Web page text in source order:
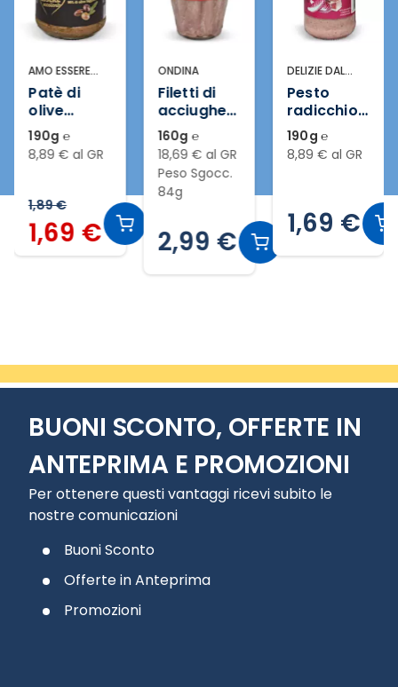
AMO ESSERE
ECCELLENTE
Patè di
olive
taggiasch
e
190g ℮
8,89 € al GR
1,89 €
1,69 €
ONDINA
Filetti di
acciughe
in olio di
semi di
girasole
160g ℮
18,69 € al GR
Peso Sgocc.
84g
2,99 €
DELIZIE DAL
SOLE
Pesto
radicchio
e speck
190g ℮
8,89 € al GR
1,69 €
BUONI SCONTO, OFFERTE IN
ANTEPRIMA E PROMOZIONI
Per ottenere questi vantaggi ricevi subito le
nostre comunicazioni
Buoni Sconto
Offerte in Anteprima
Promozioni